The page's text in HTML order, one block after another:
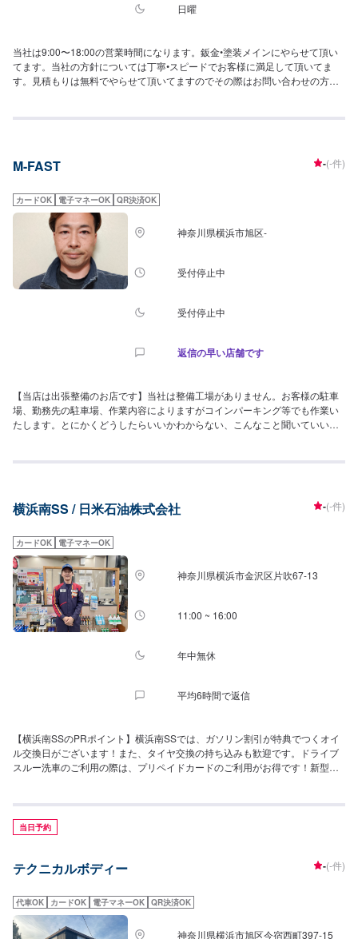
日曜
当社は9:00〜18:00の営業時間になります。鈑金•塗装メインにやらせて頂い
てます。当社の方針については丁寧•スピードでお客様に満足して頂いてま
す。見積もりは無料でやらせて頂いてますのでその際はお問い合わせの方よ
M-FAST -(-件)
カードOK 電子マネーOK QR決済OK
神奈川県横浜市旭区-
受付停止中
受付停止中
返信の早い店舗です
【当店は出張整備のお店です】当社は整備工場がありません。お客様の駐車
場、勤務先の駐車場、作業内容によりますがコインパーキング等でも作業い
たします。とにかくどうしたらいいかわからない、こんなこと聞いていいの
購入した方が安く済みます。購入前にわからないことがあれば相談下さい。
横浜南SS / 日米石油株式会社 -(-件)
カードOK 電子マネーOK
神奈川県横浜市金沢区片吹67-13
11:00 ~ 16:00
年中無休
平均6時間で返信
【横浜南SSのPRポイント】横浜南SSでは、ガソリン割引が特典でつくオイ
ル交換日がございます！また、タイヤ交換の持ち込みも歓迎です。ドライブ
スルー洗車のご利用の際は、プリペイドカードのご利用がお得です！新型ド
11:00~18:00給油営業時間：24h【アクセス】横須賀街道(国道16号線)沿いに
ございます。横浜市立西柴中学校の近くです。また「カワサキプラザ横浜金
沢」様の横に位置しております。
当日予約
テクニカルボディー -(-件)
代車OK カードOK 電子マネーOK QR決済OK
神奈川県横浜市旭区今宿西町397-15